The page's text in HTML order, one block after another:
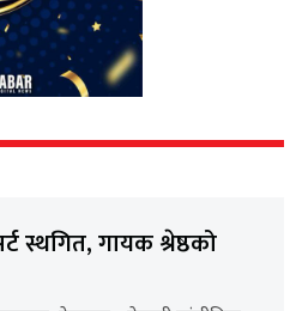
स्थगित, गायक श्रेष्ठको